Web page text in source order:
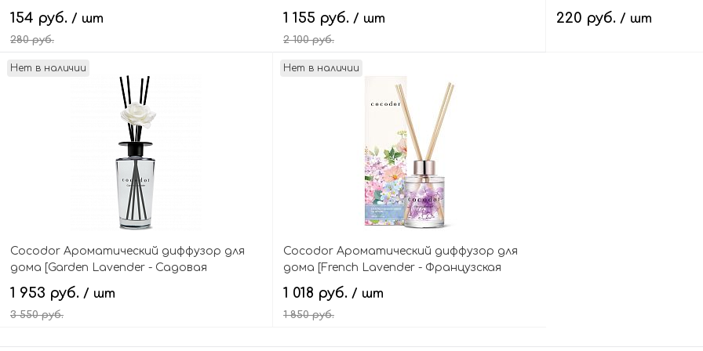
Lavender Blue Water
154 руб. / шт
280 руб.
В корзину
Collagen Boosting Lip Mask
1 155 руб. / шт
2 100 руб.
Подписаться
сухоцветами
220 руб. / шт
Нет в наличии
Cocodor Ароматический диффузор для
дома [Garden Lavender - Садовая
Лаванда] Black Edition White Flower Reed
Diffuser
1 953 руб. / шт
3 550 руб.
Нет в наличии
Cocodor Ароматический диффузор для
дома [French Lavender - Французская
Лаванда] Hydrangea Reed Diffuser
1 018 руб. / шт
1 850 руб.